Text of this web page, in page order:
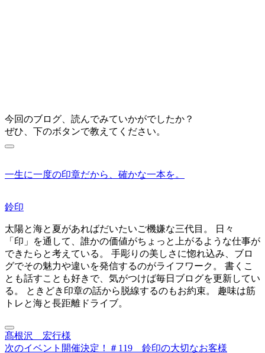
今回のブログ、読んでみていかがでしたか？
ぜひ、下のボタンで教えてください。
一生に一度の印章だから、確かな一本を。
鈴印
太陽と海と夏があればだいたいご機嫌な三代目。 日々
「印」を通して、誰かの価値がちょっと上がるような仕事が
できたらと考えている。 手彫りの美しさに惚れ込み、ブロ
グでその魅力や違いを発信するのがライフワーク。 書くこ
とも話すことも好きで、気がつけば毎日ブログを更新してい
る。 ときどき印章の話から脱線するのもお約束。 趣味は筋
トレと海と長距離ドライブ。
髙根沢 宏行様
次のイベント開催決定！ ＃119 鈴印の大切なお客様